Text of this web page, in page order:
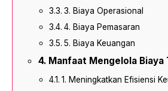
3. Biaya Operasional
4. Biaya Pemasaran
5. Biaya Keuangan
Manfaat Mengelola Biaya
1. Meningkatkan Efisiensi